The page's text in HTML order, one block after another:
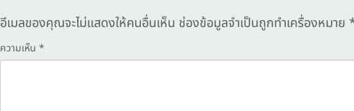
อีเมลของคุณจะไม่แสดงให้คนอื่นเห็น ช่องข้อมูลจำเป็นถูกทำเครื่องหมาย
ความเห็น *